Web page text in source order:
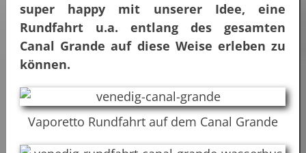
super happy mit unserer Idee, eine
Rundfahrt u.a. entlang des gesamten
Canal Grande auf diese Weise erleben zu
können.
Vaporetto Rundfahrt auf dem Canal Grande